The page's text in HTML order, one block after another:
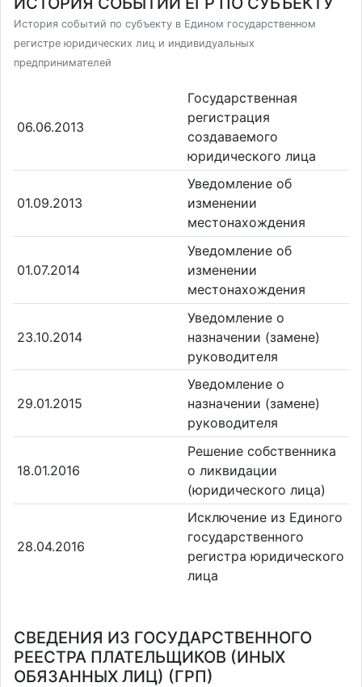
История событий по субъекту в Едином государственном
регистре юридических лиц и индивидуальных
предпринимателей
06.06.2013
Государственная
регистрация
создаваемого
юридического лица
01.09.2013
Уведомление об
изменении
местонахождения
01.07.2014
Уведомление об
изменении
местонахождения
23.10.2014
Уведомление о
назначении (замене)
руководителя
29.01.2015
Уведомление о
назначении (замене)
руководителя
18.01.2016
Решение собственника
о ликвидации
(юридического лица)
28.04.2016
Исключение из Единого
государственного
регистра юридического
лица
СВЕДЕНИЯ ИЗ ГОСУДАРСТВЕННОГО
РЕЕСТРА ПЛАТЕЛЬЩИКОВ (ИНЫХ
ОБЯЗАННЫХ ЛИЦ) (ГРП)